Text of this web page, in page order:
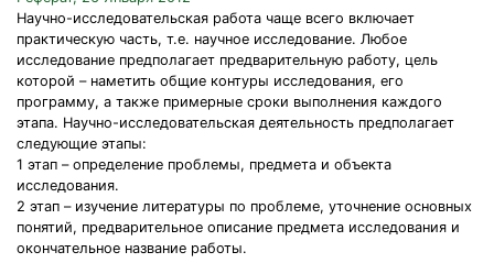
Научно-исследовательская работа чаще всего включает
практическую часть, т.е. научное исследование. Любое
исследование предполагает предварительную работу, цель
которой – наметить общие контуры исследования, его
программу, а также примерные сроки выполнения каждого
этапа. Научно-исследовательская деятельность предполагает
следующие этапы:
1 этап – определение проблемы, предмета и объекта
исследования.
2 этап – изучение литературы по проблеме, уточнение основных
понятий, предварительное описание предмета исследования и
окончательное название работы.